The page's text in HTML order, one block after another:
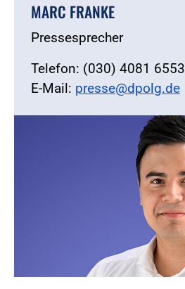
MARC FRANKE
Pressesprecher
Telefon: (030) 4081 6553
E-Mail: presse@dpolg.de